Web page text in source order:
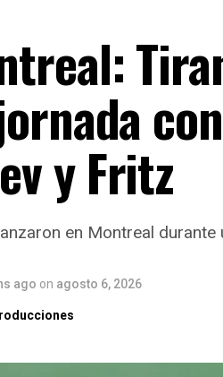
y Fritz
en Montreal
ago on agosto 6, 2026